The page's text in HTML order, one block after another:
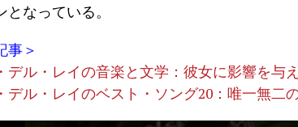
となっている。
事＞
デル・レイの音楽と文学：彼女に影響を与
デル・レイのベスト・ソング20：唯一無二